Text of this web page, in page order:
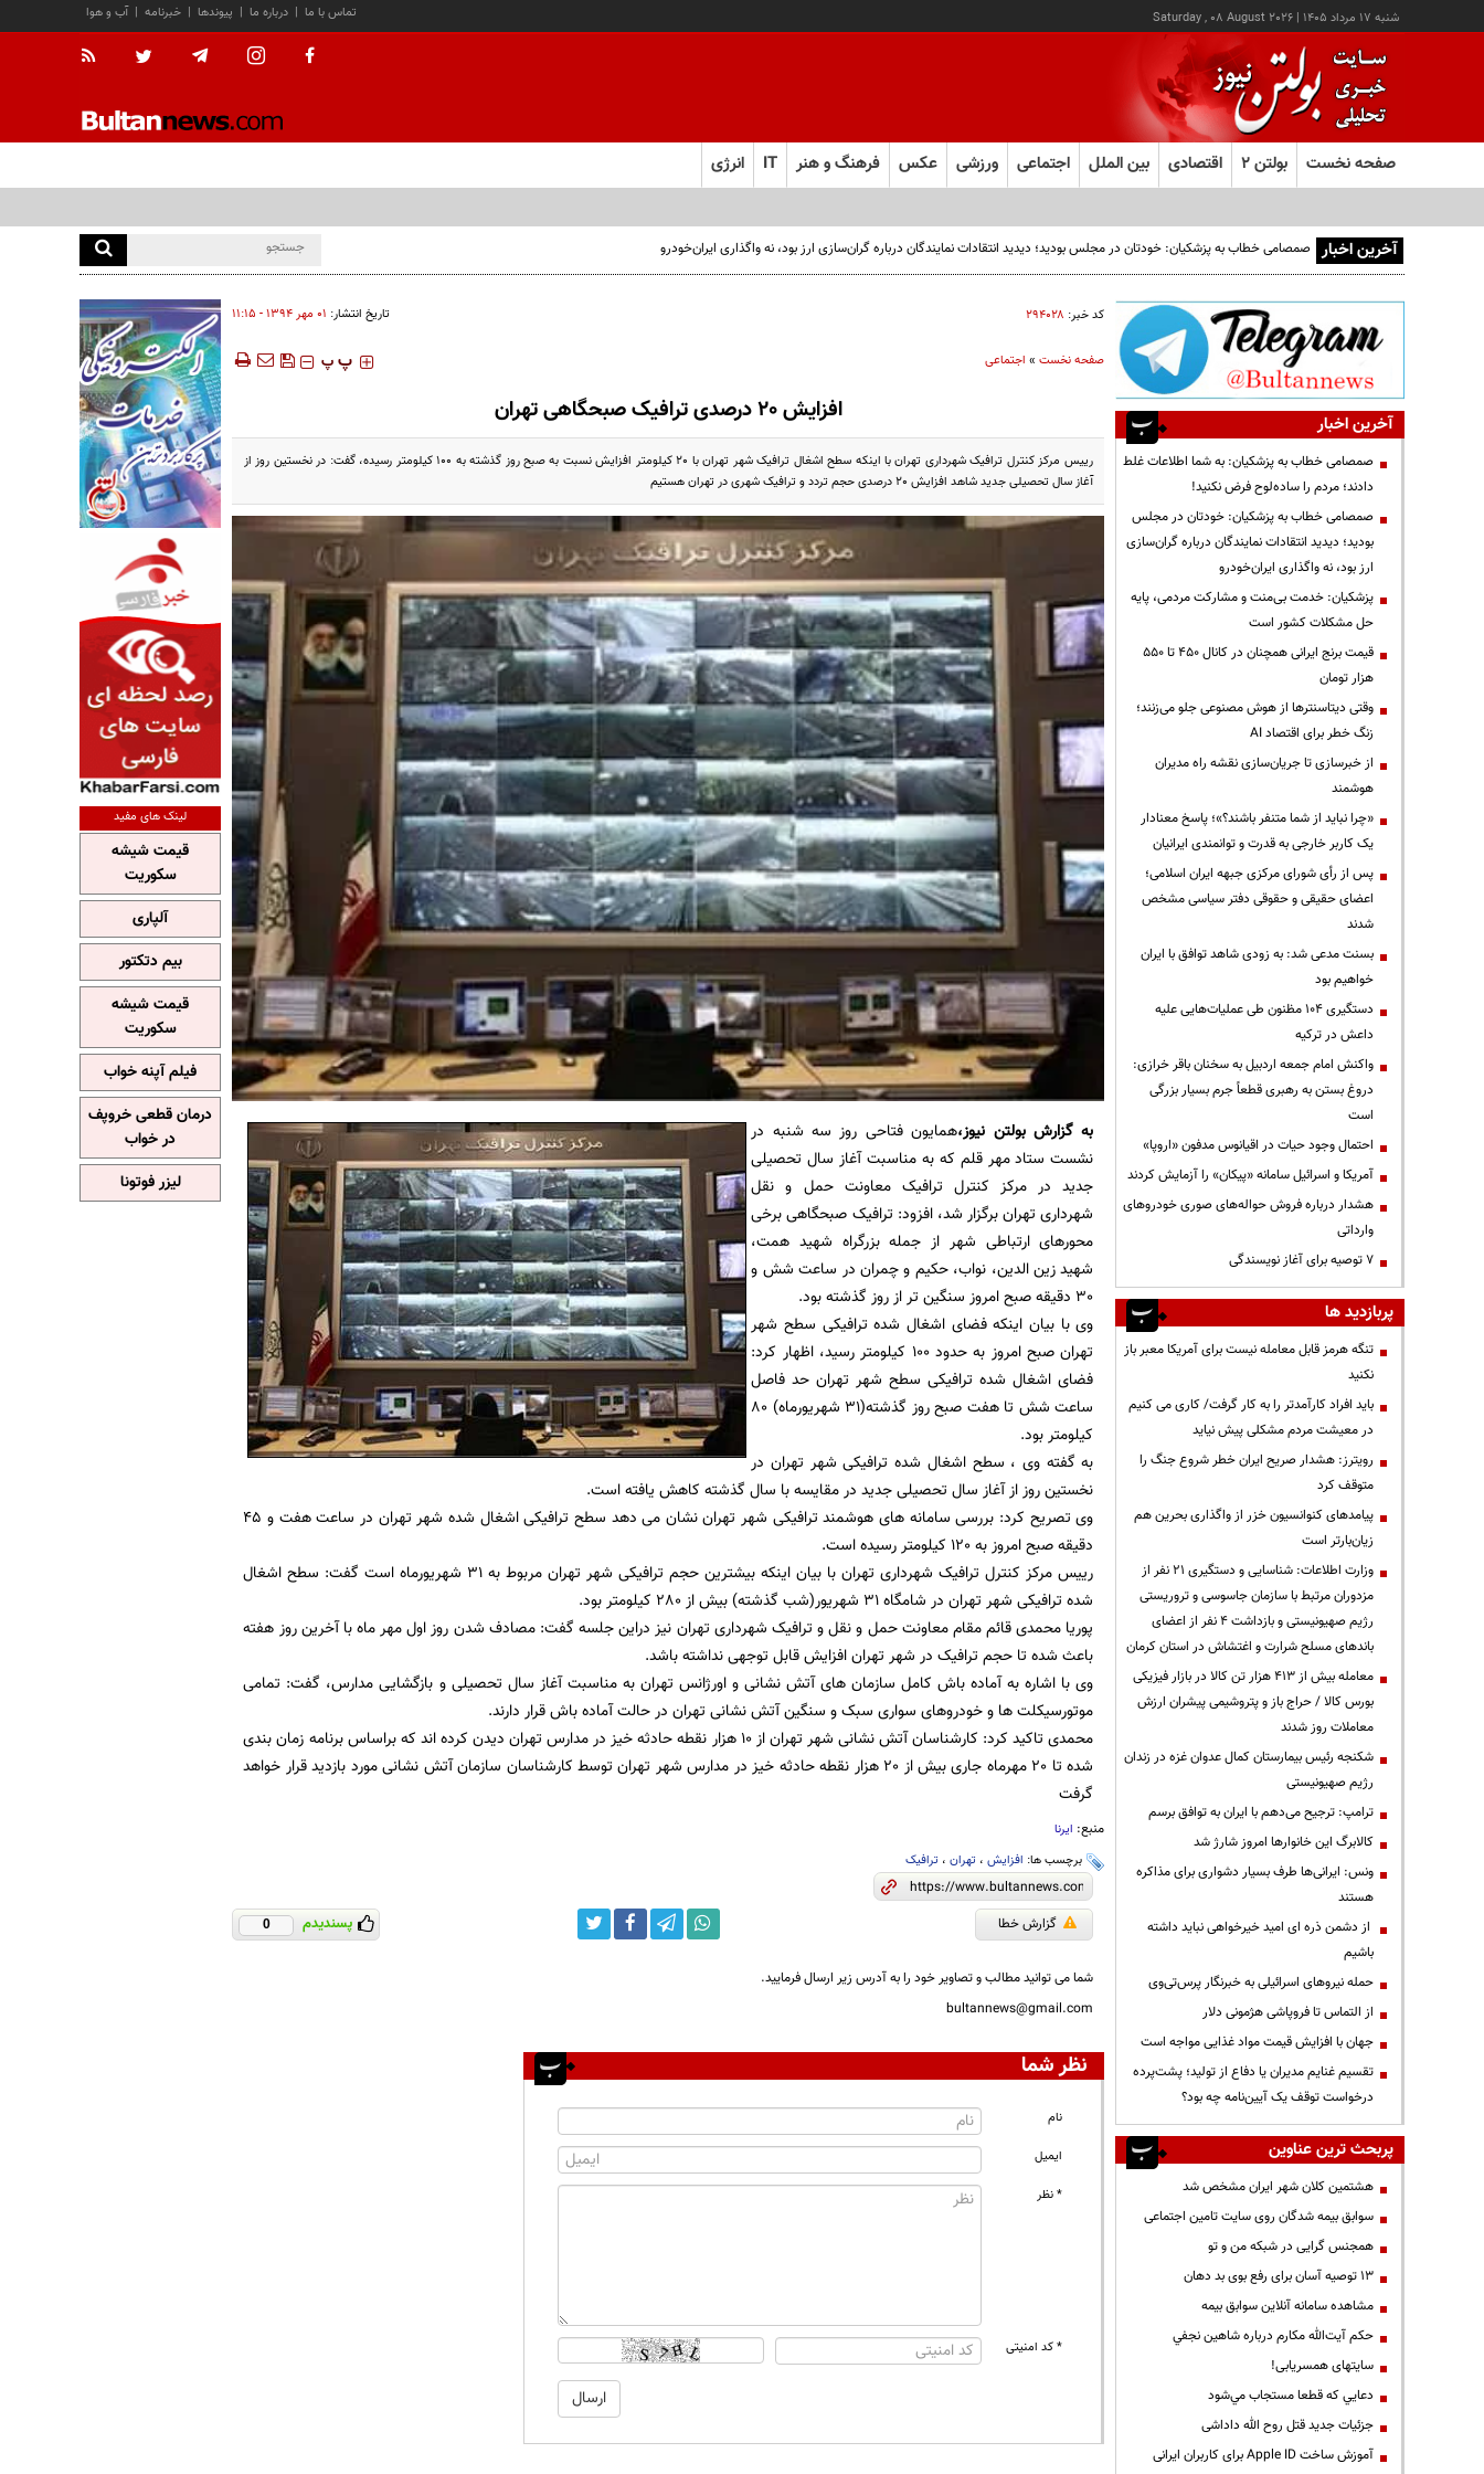
شنبه ۱۷ مرداد ۱۴۰۵ |
Saturday , 08 August 2026 آب و هوا | خبرنامه | پیوندها | درباره ما | تماس با ما
صفحه نخست بولتن ۲ اقتصادی بین الملل اجتماعی ورزشی عکس فرهنگ و هنر IT انرژی
آخرین اخبار صمصامی خطاب به پزشکیان: خودتان در مجلس بودید؛ دیدید انتقادات نمایندگان درباره گران‌سازی ارز بود، نه واگذاری ایران‌خودرو
کد خبر: ۲۹۴۰۲۸ تاریخ انتشار: ۰۱ مهر ۱۳۹۴ - ۱۱:۱۵
صفحه نخست» اجتماعی ‍‍‍ پ پ
افزایش 20 درصدی ترافیک صبحگاهی تهران
رییس مرکز کنترل ترافیک شهرداری تهران با اینکه سطح اشغال ترافیک شهر تهران با 20 کیلومتر افزایش نسبت به صبح روز گذشته به 100 کیلومتر رسیده، گفت: در نخستین روز از
آغاز سال تحصیلی جدید شاهد افزایش 20 درصدی حجم تردد و ترافیک شهری در تهران هستیم
به گزارشبولتن نیوز،همایون فتاحی روز سه شنبه در
نشست ستاد مهر قلم که به مناسبت آغاز سال تحصیلی
جدید در مرکز کنترل ترافیک معاونت حمل و نقل
شهرداری تهران برگزار شد، افزود: ترافیک صبحگاهی برخی
محورهای ارتباطی شهر از جمله بزرگراه شهید همت،
شهید زین الدین، نواب، حکیم و چمران در ساعت شش و
30 دقیقه صبح امروز سنگین تر از روز گذشته بود.
وی با بیان اینکه فضای اشغال شده ترافیکی سطح شهر
تهران صبح امروز به حدود 100 کیلومتر رسید، اظهار کرد:
فضای اشغال شده ترافیکی سطح شهر تهران حد فاصل
ساعت شش تا هفت صبح روز گذشته(31 شهریورماه) 80
کیلومتر بود.
به گفته وی ، سطح اشغال شده ترافیکی شهر تهران در
نخستین روز از آغاز سال تحصیلی جدید در مقایسه با سال گذشته کاهش یافته است.
وی تصریح کرد: بررسی سامانه های هوشمند ترافیکی شهر تهران نشان می دهد سطح ترافیکی اشغال شده شهر تهران در ساعت هفت و 45
دقیقه صبح امروز به 120 کیلومتر رسیده است.
رییس مرکز کنترل ترافیک شهرداری تهران با بیان اینکه بیشترین حجم ترافیکی شهر تهران مربوط به 31 شهریورماه است گفت: سطح اشغال
شده ترافیکی شهر تهران در شامگاه 31 شهریور(شب گذشته) بیش از 280 کیلومتر بود.
پوریا محمدی قائم مقام معاونت حمل و نقل و ترافیک شهرداری تهران نیز دراین جلسه گفت: مصادف شدن روز اول مهر ماه با آخرین روز هفته
باعث شده تا حجم ترافیک در شهر تهران افزایش قابل توجهی نداشته باشد.
وی با اشاره به آماده باش کامل سازمان های آتش نشانی و اورژانس تهران به مناسبت آغاز سال تحصیلی و بازگشایی مدارس، گفت: تمامی
موتورسیکلت ها و خودروهای سواری سبک و سنگین آتش نشانی تهران در حالت آماده باش قرار دارند.
محمدی تاکید کرد: کارشناسان آتش نشانی شهر تهران از 10 هزار نقطه حادثه خیز در مدارس تهران دیدن کرده اند که براساس برنامه زمان بندی
شده تا 20 مهرماه جاری بیش از 20 هزار نقطه حادثه خیز در مدارس شهر تهران توسط کارشناسان سازمان آتش نشانی مورد بازدید قرار خواهد
گرفت
منبع: ایرنا
برچسب ها: افزایش، تهران، ترافیک
گزارش خطا پسندیدم 0
شما می توانید مطالب و تصاویر خود را به آدرس زیر ارسال فرمایید.
bultannews@gmail.com
نظر شما
نام
ایمیل
* نظر
* کد امنیتی
آخرین اخبار
صمصامی خطاب به پزشکیان: به شما اطلاعات غلط
دادند؛ مردم را ساده‌لوح فرض نکنید!
صمصامی خطاب به پزشکیان: خودتان در مجلس
بودید؛ دیدید انتقادات نمایندگان درباره گران‌سازی
ارز بود، نه واگذاری ایران‌خودرو
پزشکیان: خدمت بی‌منت و مشارکت مردمی، پایه
حل مشکلات کشور است
قیمت‌ برنج ایرانی همچنان در کانال ۴۵۰ تا ۵۵۰
هزار تومان
وقتی دیتاسنترها از هوش مصنوعی جلو می‌زنند؛
زنگ خطر برای اقتصاد AI
از خبرسازی تا جریان‌سازی نقشه راه مدیران
هوشمند
«چرا نباید از شما متنفر باشند؟»؛ پاسخ معنادار
یک کاربر خارجی به قدرت و توانمندی ایرانیان
پس از رأی شورای مرکزی جبهه ایران اسلامی؛
اعضای حقیقی و حقوقی دفتر سیاسی مشخص
شدند
بسنت مدعی شد: به زودی شاهد توافق با ایران
خواهیم بود
دستگیری ۱۰۴ مظنون طی عملیات‌هایی علیه
داعش در ترکیه
واکنش امام جمعه اردبیل به سخنان باقر خرازی:
دروغ بستن به رهبری قطعاً جرم بسیار بزرگی
است
احتمال وجود حیات در اقیانوس مدفون «اروپا»
آمریکا و اسرائیل سامانه «پیکان» را آزمایش کردند
هشدار درباره فروش حواله‌های صوری خودروهای
وارداتی
۷ توصیه برای آغاز نویسندگی
پربازدید ها
تنگه هرمز قابل معامله نیست برای آمریکا معبر باز
نکنید
باید افراد کارآمدتر را به کار گرفت/ کاری می کنیم
در معیشت مردم مشکلی پیش نیاید
رویترز: هشدار صریح ایران خطر شروع جنگ را
متوقف کرد
پیامدهای کنوانسیون خزر از واگذاری بحرین هم
زیان‌بارتر است
وزارت اطلاعات: شناسایی و دستگیری ۲۱ نفر از
مزدوران مرتبط با سازمان جاسوسی و تروریستی
رژیم صهیونیستی و بازداشت ۴ نفر از اعضای
باندهای مسلح شرارت و اغتشاش در استان کرمان
معامله بیش از ۴۱۳ هزار تن کالا در بازار فیزیکی
بورس کالا / حراج باز و پتروشیمی پیشران ارزش
معاملات روز شدند
شکنجه رئیس بیمارستان کمال عدوان غزه در زندان
رژیم صهیونیستی
ترامپ: ترجیح می‌دهم با ایران به توافق برسم
کالابرگ این خانوارها امروز شارژ شد
ونس: ایرانی‌ها طرف بسیار دشواری برای مذاکره
هستند
از دشمن ذره ای امید خیرخواهی نباید داشته
باشیم
حمله نیروهای اسرائیلی به خبرنگار پرس‌تی‌وی
از التماس تا فروپاشی هژمونی دلار
جهان با افزایش قیمت مواد غذایی مواجه است
تقسیم غنایم مدیران یا دفاع از تولید؛ پشت‌پرده
درخواست توقف یک آیین‌نامه چه بود؟
پربحث ترین عناوین
هشتمین کلان شهر ایران مشخص شد
سوابق بیمه شدگان روی سایت تامین اجتماعی
همجنس گرایی در شبکه من و تو
13 توصیه آسان برای رفع بوی بد دهان
مشاهده سامانه آنلاين سوابق بیمه
حكم آيت‌الله مكارم درباره شاهين نجفي
سایتهای همسریابی!
دعايي كه قطعا مستجاب مي‌شود
جزئیات جدید قتل روح الله داداشی
آموزش ساخت Apple ID برای کاربران ایرانی
لینک های مفید
قیمت شیشه
سکوریت
آلپاری
بیم دتکتور
قیمت شیشه
سکوریت
فیلم آپنه خواب
درمان قطعی خروپف
در خواب
لیزر فوتونا